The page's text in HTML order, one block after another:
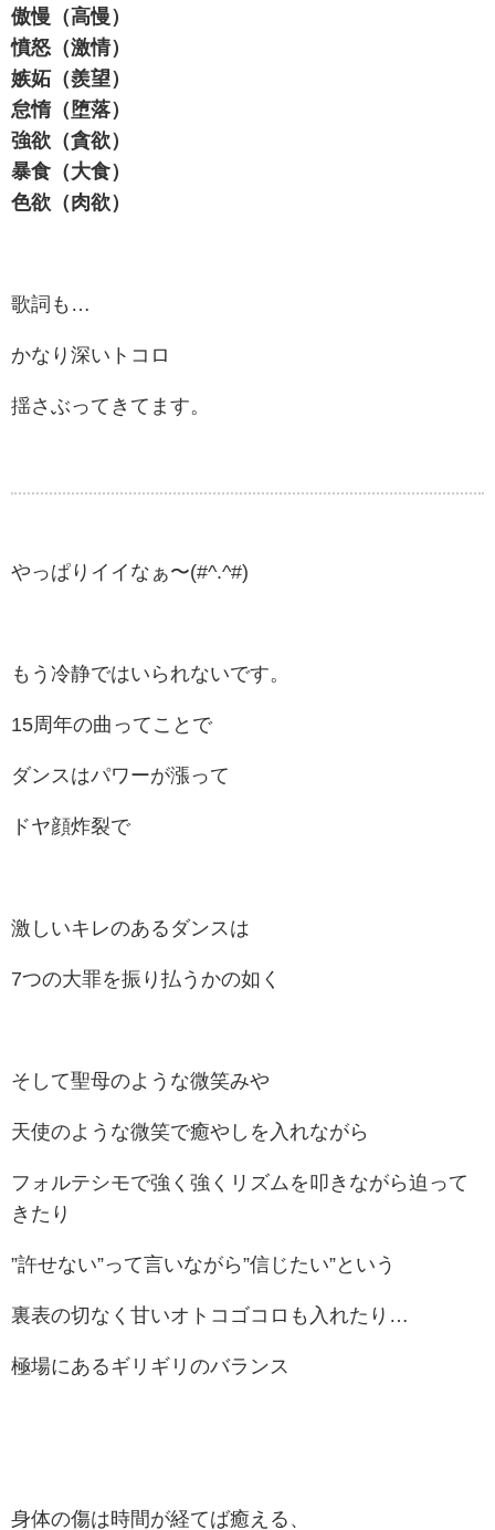
傲慢（高慢）
憤怒（激情）
嫉妬（羨望）
怠惰（堕落）
強欲（貪欲）
暴食（大食）
色欲（肉欲）
歌詞も…
かなり深いトコロ
揺さぶってきてます。
やっぱりイイなぁ〜(#^.^#)
もう冷静ではいられないです。
15周年の曲ってことで
ダンスはパワーが漲って
ドヤ顔炸裂で
激しいキレのあるダンスは
7つの大罪を振り払うかの如く
そして聖母のような微笑みや
天使のような微笑で癒やしを入れながら
フォルテシモで強く強くリズムを叩きながら迫って
きたり
”許せない”って言いながら”信じたい”という
裏表の切なく甘いオトコゴコロも入れたり…
極場にあるギリギリのバランス
身体の傷は時間が経てば癒える、